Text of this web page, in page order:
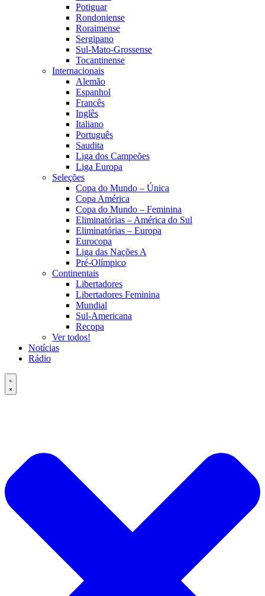
Potiguar
Rondoniense
Roraimense
Sergipano
Sul-Mato-Grossense
Tocantinense
Internacionais
Alemão
Espanhol
Francês
Inglês
Italiano
Português
Saudita
Liga dos Campeões
Liga Europa
Seleções
Copa do Mundo – Única
Copa América
Copa do Mundo – Feminina
Eliminatórias – América do Sul
Eliminatórias – Europa
Eurocopa
Liga das Nações A
Pré-Olímpico
Continentais
Libertadores
Libertadores Feminina
Mundial
Sul-Americana
Recopa
Ver todos!
Notícias
Rádio